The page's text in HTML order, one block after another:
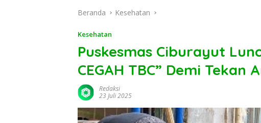
Beranda Kesehatan
Kesehatan
Puskesmas Ciburayut
CEGAH TBC” Demi
Redaksi
23 Juli 2025